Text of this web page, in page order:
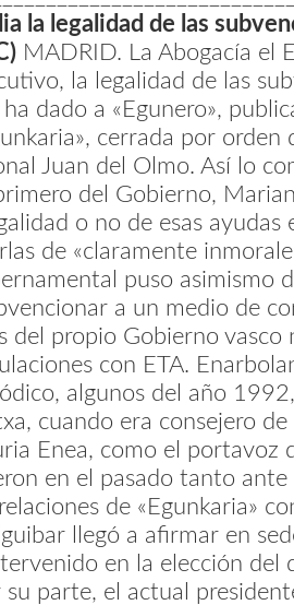
la legalidad de las
MADRID. La Abogacía el
la legalidad de las
dado a «Egunero»,
cerrada por orden
Juan del Olmo. Así lo
del Gobierno,
o no de esas ayudas
de «claramente
puso asimismo
a un medio de
del propio Gobierno vasco
con ETA.
algunos del año
cuando era consejero
Enea, como el portavoz
en el pasado tanto
de «Egunkaria»
llegó a afirmar en
en la elección del
su parte, el actual